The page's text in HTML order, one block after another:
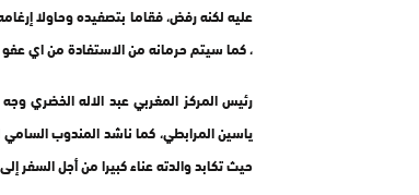
عليه لكنه رفض، فقاما بتصفيده وحاولا
، كما سيتم حرمانه من الاستفادة من اي عفو
رئيس المركز المغربي عبد الاله الخضري
ياسين المرابطي، كما ناشد المندوب
حيث تكابد والدته عناء كبيرا من أجل السفر